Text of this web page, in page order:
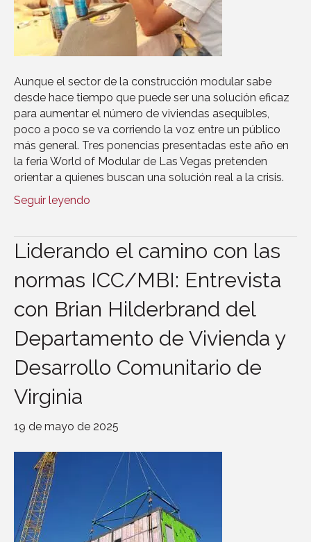
Aunque el sector de la construcción modular sabe
desde hace tiempo que puede ser una solución eficaz
para aumentar el número de viviendas asequibles,
poco a poco se va corriendo la voz entre un público
más general. Tres ponencias presentadas este año en
la feria World of Modular de Las Vegas pretenden
orientar a quienes buscan una solución real a la crisis.
Seguir leyendo
Liderando el camino con las
normas ICC/MBI: Entrevista
con Brian Hilderbrand del
Departamento de Vivienda y
Desarrollo Comunitario de
Virginia
19 de mayo de 2025